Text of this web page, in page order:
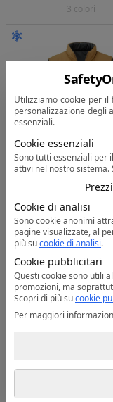
3 colori
KA361
Gilet reversibile
da 148.84
da 30 pz. |
1 colore
Utilizziamo cookie per
personalizzazione degli
essenziali.
Cookie essenziali
Sono tutti essenziali per
attivi nel nostro sistema.
Cookie di analisi
Sono cookie anonimi
pagine visualizzate, al
più sucookie di analisi.
Cookie pubblicitari
Questi cookie sono utili
promozioni, ma
Scopri di più sucookie
Per maggiori